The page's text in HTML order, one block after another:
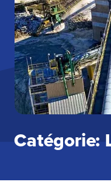
Catégorie: